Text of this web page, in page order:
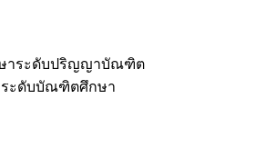
ษาระดับปริญญาบัณฑิต
ระดับบัณฑิตศึกษา